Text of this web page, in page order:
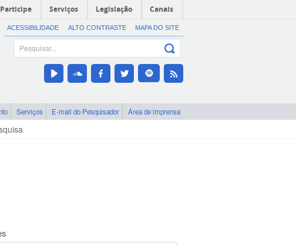
Participe Serviços Legislação Canais
ACESSIBILIDADE ALTO CONTRASTE MAPA DO SITE
Serviços E-mail do Pesquisador Área de imprensa